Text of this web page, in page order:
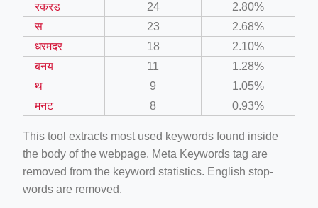
रकरड 24
2.80%
स
23
2.68%
धरमदर
18
2.10%
बनय
11
1.28%
थ
9
1.05%
मनट
8 0.93%
This tool extracts most used keywords found inside
the body of the webpage. Meta Keywords tag are
removed from the keyword statistics. English stop-
words are removed.